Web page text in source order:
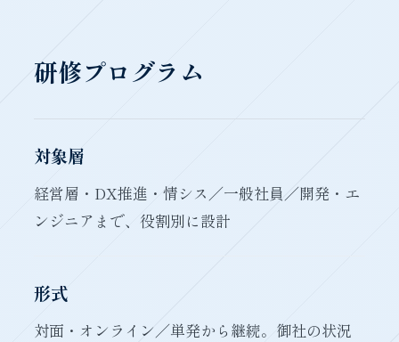
研修プログラム
対象層
経営層・DX推進・情シス／一般社員／開発・エ
ンジニアまで、役割別に設計
形式
対面・オンライン／単発から継続。御社の状況